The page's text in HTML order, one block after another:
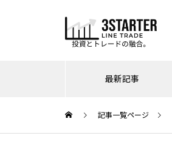
最新記事
記事一覧ページ